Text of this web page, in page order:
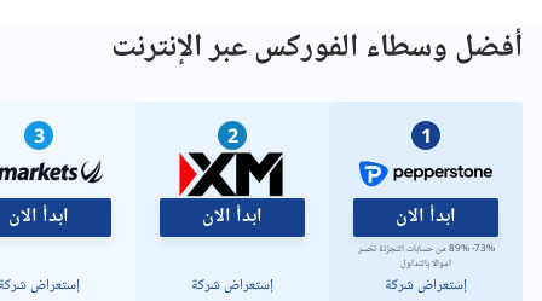
أفضل وسطاء الفوركس عبر الإنترنت
1
ابدأ الان
73%- 89% من حسابات التجزئة تخسر
اموالا بالتداول
إستعراض شركة
2
ابدأ الان
إستعراض شركة
3
ابدأ الان
إستعراض